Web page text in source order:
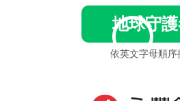
地球守
依英文字母順序